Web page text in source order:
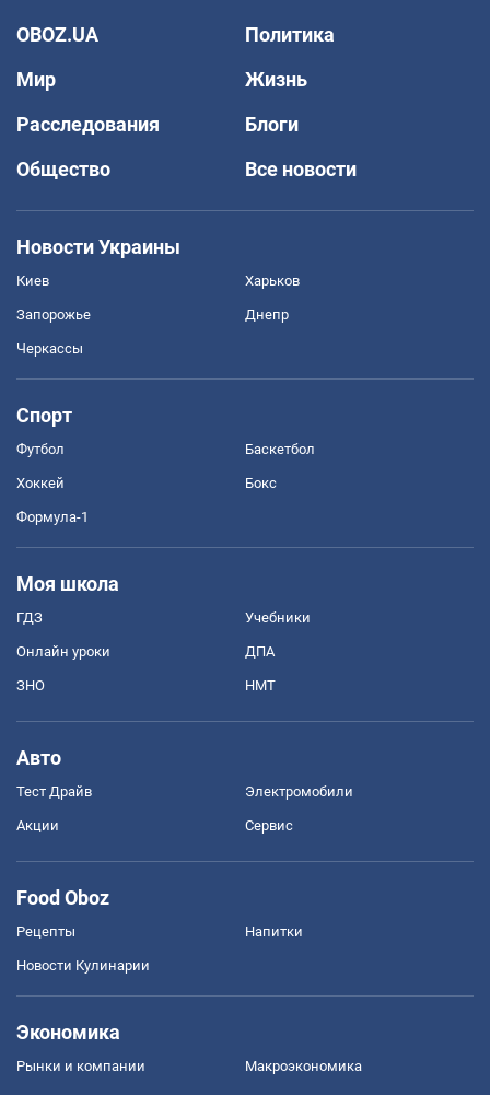
OBOZ.UA
Политика
Мир
Жизнь
Расследования
Блоги
Общество
Все новости
Новости Украины
Киев Харьков
Запорожье Днепр
Черкассы
Спорт
Футбол Баскетбол
Хоккей Бокс
Формула-1
Моя школа
ГДЗ Учебники
Онлайн уроки ДПА
ЗНО НМТ
Авто
Тест Драйв Электромобили
Акции Сервис
Food Oboz
Рецепты Напитки
Новости Кулинарии
Экономика
Рынки и компании Mакроэкономика